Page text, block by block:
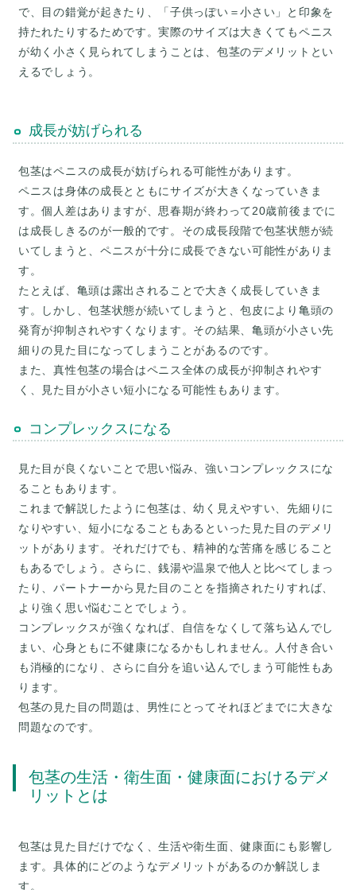
で、目の錯覚が起きたり、「子供っぽい＝小さい」と印象を
持たれたりするためです。実際のサイズは大きくてもペニス
が幼く小さく見られてしまうことは、包茎のデメリットとい
えるでしょう。
成長が妨げられる
包茎はペニスの成長が妨げられる可能性があります。
ペニスは身体の成長とともにサイズが大きくなっていきま
す。個人差はありますが、思春期が終わって20歳前後までに
は成長しきるのが一般的です。その成長段階で包茎状態が続
いてしまうと、ペニスが十分に成長できない可能性がありま
す。
たとえば、亀頭は露出されることで大きく成長していきま
す。しかし、包茎状態が続いてしまうと、包皮により亀頭の
発育が抑制されやすくなります。その結果、亀頭が小さい先
細りの見た目になってしまうことがあるのです。
また、真性包茎の場合はペニス全体の成長が抑制されやす
コンプレックスになる
見た目が良くないことで思い悩み、強いコンプレックスにな
ることもあります。
これまで解説したように包茎は、幼く見えやすい、先細りに
なりやすい、短小になることもあるといった見た目のデメリ
ットがあります。それだけでも、精神的な苦痛を感じること
もあるでしょう。さらに、銭湯や温泉で他人と比べてしまっ
たり、パートナーから見た目のことを指摘されたりすれば、
より強く思い悩むことでしょう。
コンプレックスが強くなれば、自信をなくして落ち込んでし
まい、心身ともに不健康になるかもしれません。人付き合い
も消極的になり、さらに自分を追い込んでしまう可能性もあ
ります。
包茎の見た目の問題は、男性にとってそれほどまでに大きな
包茎の生活・衛生面・健康面におけるデメ
リットとは
包茎は見た目だけでなく、生活や衛生面、健康面にも影響し
ます。具体的にどのようなデメリットがあるのか解説しま
す。